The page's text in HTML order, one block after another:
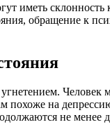
иметь
обращение к
на
не менее